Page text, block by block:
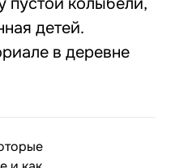
детей.
в деревне